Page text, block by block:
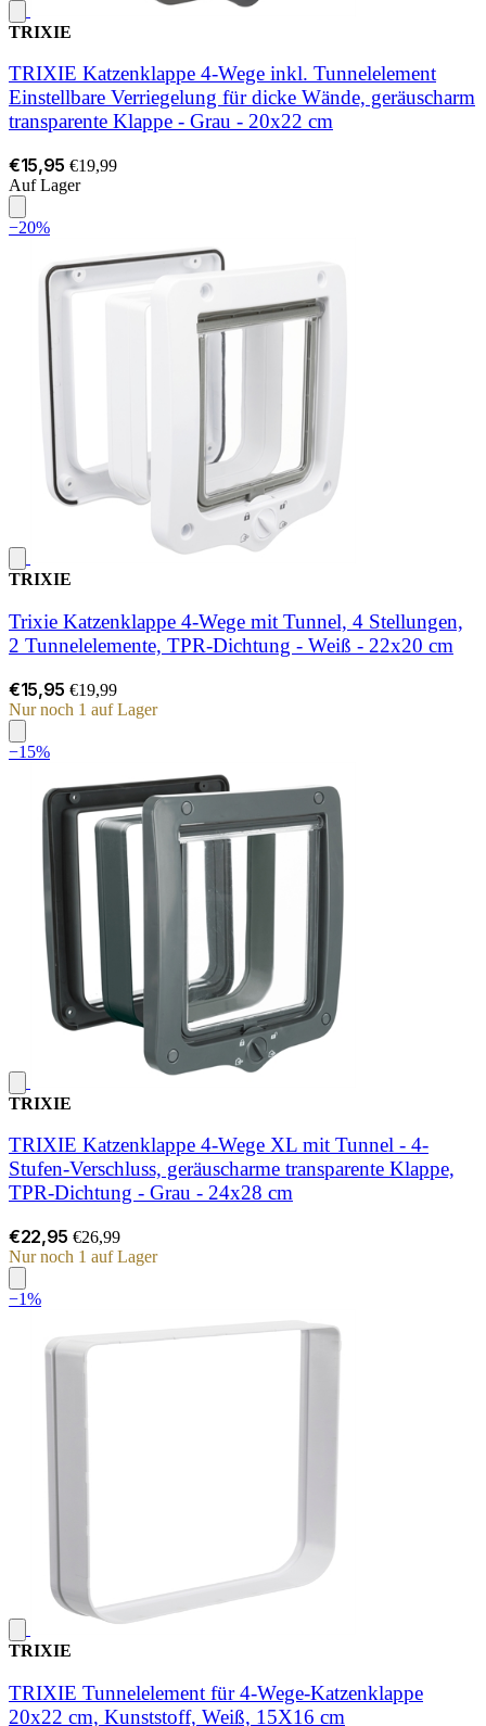
TRIXIE
TRIXIE Katzenklappe 4-Wege inkl. Tunnelelement
Einstellbare Verriegelung für dicke Wände, geräuscharm
transparente Klappe - Grau - 20x22 cm
€15,95 €19,99
Auf Lager
−20%
TRIXIE
Trixie Katzenklappe 4‑Wege mit Tunnel, 4 Stellungen,
2 Tunnelelemente, TPR‑Dichtung - Weiß - 22x20 cm
€15,95 €19,99
Nur noch 1 auf Lager
−15%
TRIXIE
TRIXIE Katzenklappe 4-Wege XL mit Tunnel - 4-
Stufen-Verschluss, geräuscharme transparente Klappe,
TPR-Dichtung - Grau - 24x28 cm
€22,95 €26,99
Nur noch 1 auf Lager
−1%
TRIXIE
TRIXIE Tunnelelement für 4-Wege-Katzenklappe
20x22 cm, Kunststoff, Weiß, 15X16 cm